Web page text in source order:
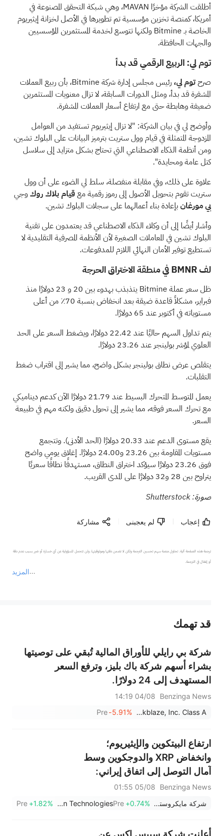
أطلقت الشركة مؤخرًا MAVAN، وهي شبكة التحقق المصنوعة في
أمريكا، كمنصة تخزين مؤسسية تم تطويرها في الأصل لخزانة إيثيريوم
الخاصة بـ Bitmine ولكنها تتوسع لخدمة المستثمرين المؤسسيين
والجهات الحافظة.
توم لي: الربيع الرقمي قد بدأ
صرحتوم لي،
رئيس مجلس إدارة شركة Bitmine، بأن ربيع العملات
المشفرة قد بدأ، ومثل الدورات السابقة، لا تزال معنويات المستثمرين
ضعيفة وهابطة حتى مع ارتفاع أسعار العملات المشفرة.
وأوضح لي في بيان الشركة: "لا تزال إيثيريوم تستفيد من العوامل
المزدوجة المتمثلة في قيام وول ستريت بترميز البيانات على البلوك تشين،
ومن أنظمة الذكاء الاصطناعي التي تحتاج بشكل متزايد إلى سلاسل
كتل عامة ومحايدة".
علاوة على ذلك، وفي مقابلة منفصلة، سلط لي الضوء علىأن وول
ستريت تقوم بتحويل الأصول إلى رموز رقمية معقيام بلاك روكوجي
بي مورغانبإعادة بناء أعمالهما على سجلات البلوك تشين.
وأشار أيضًا إلى أن وكلاء الذكاء الاصطناعي قد يعتمدون على تقنية
البلوك تشين في المعاملات الصغيرة لأن الأنظمة المصرفية التقليدية لا
تستطيع توفير الأمان النهائي اللازم للمدفوعات.
لف BMNR في منطقة الاختراق الحرجة
ظل سعر عملة Bitmine يتذبذب بهدوء بين 20 و 23 دولارًا منذ
فبراير، مشكلاً قاعدة ضيقة بعد انخفاض بنسبة 70٪ من أعلى
مستوياته في أكتوبر عند 65 دولارًا.
يتم تداول السهم حاليًا عند 22.42 دولارًا، ويضغط السعر على الحد
العلوي لمؤشر بولينجر عند 23.26 دولارًا.
يتقلص عرض نطاق بولينجر بشكل واضح، مما يشير إلى اقتراب ضغط
التقلبات.
يعمل المتوسط المتحرك البسيط عند 21.79 دولارًا الآن كدعم ديناميكي
مع تحرك السعر فوقه، مما يشير إلى تحول دقيق ولكنه مهم في طبيعة
السعر.
يقع مستوى الدعم عند 20.33 دولارًا (الحد الأدنى). وتتجمع
مستويات المقاومة بين 23.26 و24.00 دولارًا. إغلاق يومي واضح
فوق 23.26 دولارًا سيؤكد اختراق النطاق، مستهدفًا نطاقًا سعريًا
يتراوح بين 28 و32 دولارًا على المدى القريب.
صورة: Shutterstock
إعجاب لم يعجبنى مشاركة
المزيد
ترجمة هذه الصفحة آلية. تحاول منصة سهم تحسين الترجمة ولكن لا تضمن دقتها وموثوقيتها، ولن تتحمل المسؤولية عن أي خسارة أو ضرر بسبب عدم دقة
أو إغفال في الترجمة.
عند الضرورة، يرجى استشارة مستشار استثمار محترف. لا تقدم منصة سهم أي مشورة استثمارية، ولا تقدم أي التزامات أو ضمانات.
قد تهمك
شركة بي رايلي للأوراق المالية تُبقي على توصيتها
بشراء أسهم شركة باك بليز، وترفع السعر
المستهدف إلى 24 دولارًا.
Benzinga News
04/08 14:19
Backblaze, Inc. Class A
-5.91%
Pre
ارتفاع البيتكوين والإيثيريوم؛
وانخفاض XRP والدوجكوين وسط
آمال التوصل إلى اتفاق إيراني:
محلل يقول إن "معظم معاناة"
السوق الهابطة للبيتكوين قد بدأت
Benzinga News
05/08 01:55
شركة مايكروستراتيجي +0.74%
Pre
BitMine Immersion Technologies
+1.82%
Pre